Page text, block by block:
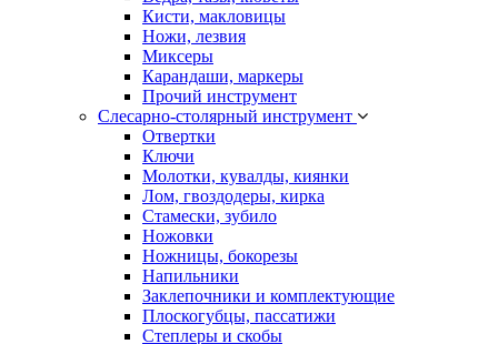
Кисти, макловицы
Ножи, лезвия
Миксеры
Карандаши, маркеры
Прочий инструмент
Слесарно-столярный инструмент
Отвертки
Ключи
Молотки, кувалды, киянки
Лом, гвоздодеры, кирка
Стамески, зубило
Ножовки
Ножницы, бокорезы
Напильники
Заклепочники и комплектующие
Плоскогубцы, пассатижи
Степлеры и скобы